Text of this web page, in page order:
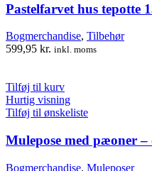
Pastelfarvet hus tepotte
Bogmerchandise, Tilbehør
599,95 kr. inkl. moms
Tilføj til kurv
Hurtig visning
Tilføj til ønskeliste
Mulepose med pæoner
Bogmerchandise, Muleposer